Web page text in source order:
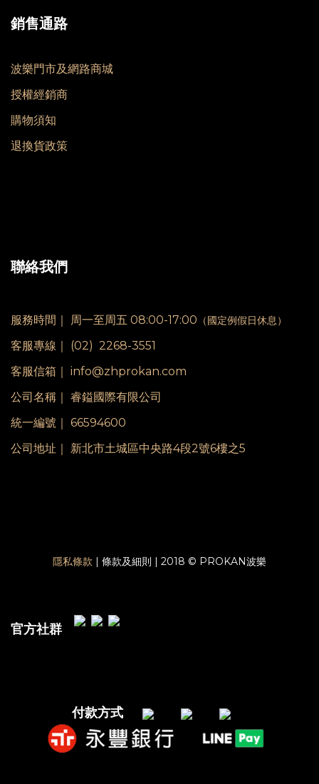
銷售通路
波樂門市及網路商城
授權經銷商
購物須知
退換貨政策
聯絡我們
服務時間｜ 周一至周五 08:00-17:00 （國定例假日休息）
客服專線｜ (02) 2268-3551
客服信箱｜ info@zhprokan.com
公司名稱｜ 睿鎰國際有限公司
統一編號｜ 66594600
公司地址｜ 新北市土城區中央路4段2號6樓之5
隱私條款 | 條款及細則 | 2018 © PROKAN波樂
官方社群
付款方式